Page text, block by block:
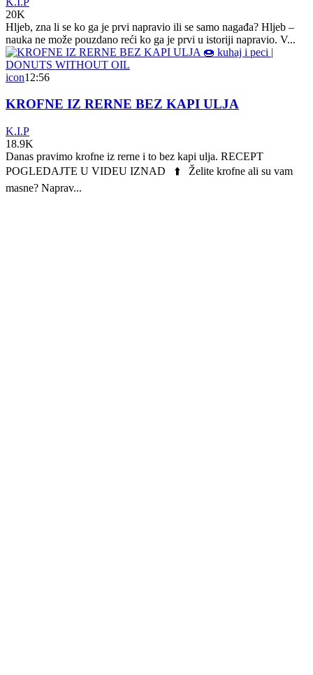
20K
Hljeb, zna li se ko ga je prvi napravio ili se samo nagađa? Hljeb –
nauka ne može pouzdano reći ko ga je prvi u istoriji napravio. V...
icon12:56
KROFNE IZ RERNE BEZ KAPI ULJA
K.I.P
18.9K
Danas pravimo krofne iz rerne i to bez kapi ulja. RECEPT
POGLEDAJTE U VIDEU IZNAD ⬆️ Želite krofne ali su vam
masne? Naprav...